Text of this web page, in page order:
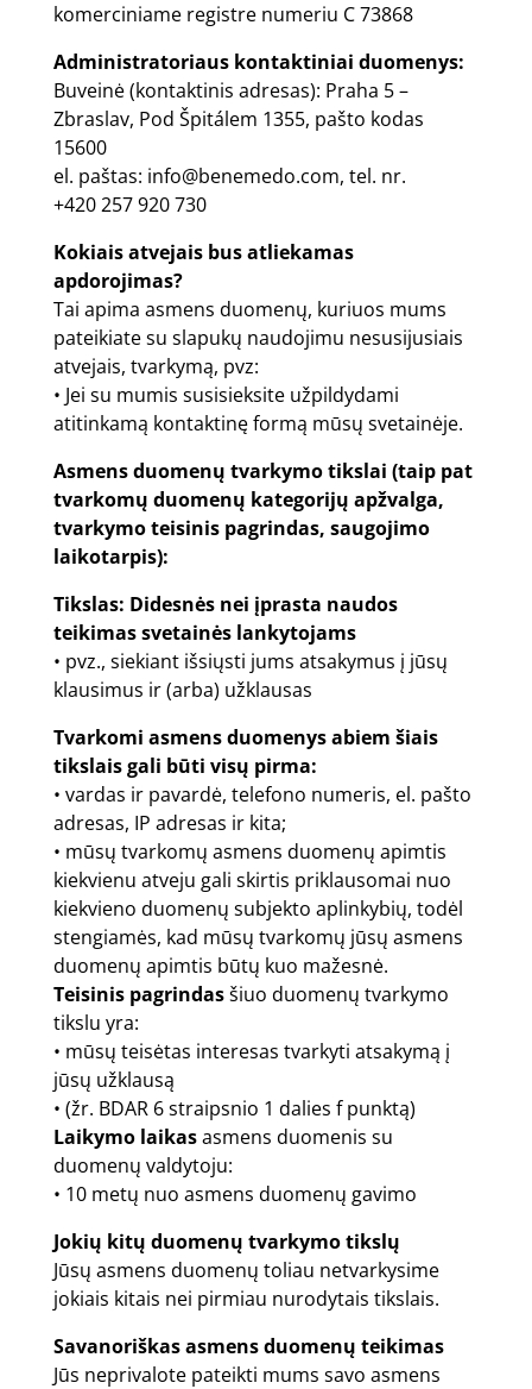
komerciniame registre numeriu C 73868
Administratoriaus kontaktiniai duomenys:
Buveinė (kontaktinis adresas): Praha 5 –
Zbraslav, Pod Špitálem 1355, pašto kodas
15600
el. paštas: info@benemedo.com, tel. nr.
+420 257 920 730
Kokiais atvejais bus atliekamas
apdorojimas?
Tai apima asmens duomenų, kuriuos mums
pateikiate su slapukų naudojimu nesusijusiais
atvejais, tvarkymą, pvz:
• Jei su mumis susisieksite užpildydami
atitinkamą kontaktinę formą mūsų svetainėje.
Asmens duomenų tvarkymo tikslai (taip pat
tvarkomų duomenų kategorijų apžvalga,
tvarkymo teisinis pagrindas, saugojimo
laikotarpis):
Tikslas: Didesnės nei įprasta naudos
teikimas svetainės lankytojams
• pvz., siekiant išsiųsti jums atsakymus į jūsų
klausimus ir (arba) užklausas
Tvarkomi asmens duomenys abiem šiais
tikslais gali būti visų pirma:
• vardas ir pavardė, telefono numeris, el. pašto
adresas, IP adresas ir kita;
• mūsų tvarkomų asmens duomenų apimtis
kiekvienu atveju gali skirtis priklausomai nuo
kiekvieno duomenų subjekto aplinkybių, todėl
stengiamės, kad mūsų tvarkomų jūsų asmens
duomenų apimtis būtų kuo mažesnė.
Teisinis pagrindasšiuo duomenų tvarkymo
tikslu yra:
• mūsų teisėtas interesas tvarkyti atsakymą į
jūsų užklausą
• (žr. BDAR 6 straipsnio 1 dalies f punktą)
Laikymo laikasasmens duomenis su
duomenų valdytoju:
• 10 metų nuo asmens duomenų gavimo
Jokių kitų duomenų tvarkymo tikslų
Jūsų asmens duomenų toliau netvarkysime
jokiais kitais nei pirmiau nurodytais tikslais.
Savanoriškas asmens duomenų teikimas
Jūs neprivalote pateikti mums savo asmens